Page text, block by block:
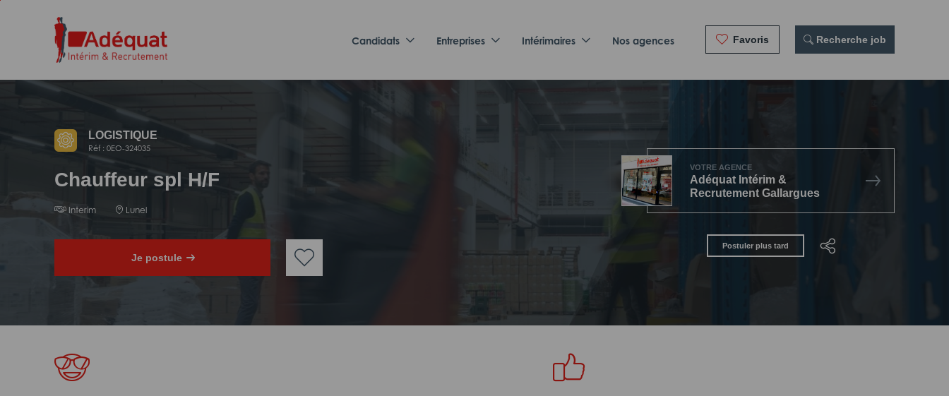
navigation
Candidats Entreprises Intérimaires Nos agences Favoris Recherche job
LOGISTIQUE
Réf : 0EO-324035
Chauffeur spl H/F
Interim Lunel
Je postule
VOTRE AGENCE
Adéquat Intérim &
Recrutement Gallargues
Postuler plus tard